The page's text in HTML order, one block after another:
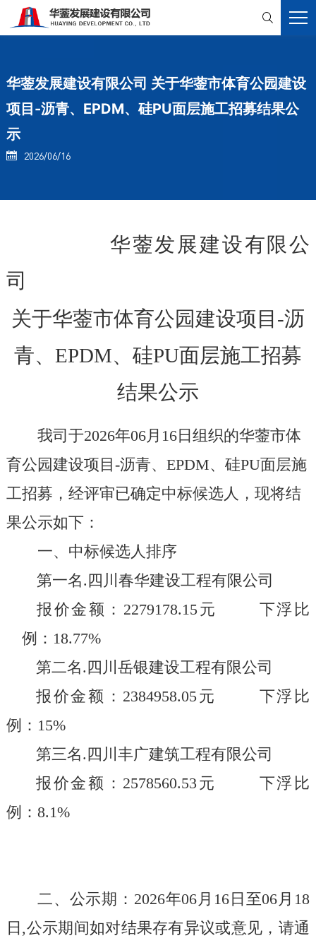

华蓥发展建设有限公司 关于华蓥市体育公园建设
项目-沥青、EPDM、硅PU面层施工招募结果公
示
 2026/06/16
华蓥发展建设有限公
司
关于华蓥市体育公园建设项目 -沥
青、EPDM、硅PU面层施工招募
结果公示
我司于2026年06月 16日组织的华蓥市体
育公园建设项目-沥青、 EPDM、硅PU面层施
工招募，经评审已确定中标候选人，现将结
果公示如下：
一、中标候选人排序
第一名.四川春华建设工程有限公司
报价金额： 2279178.15 元 下浮比
例： 18.77%
第二名.四川岳银建设工程有限公司
报价金额： 2384958.05 元 下浮比
例： 15%
第三名.四川丰广建筑工程有限公司
报价金额： 2578560.53 元 下浮比
例：8.1%
二、公示期： 2026年06 月 16日至06 月 18
日 ,公示期间如对结果存有异议或意见，请通